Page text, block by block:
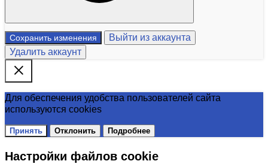
Сохранить изменения
Выйти из аккаунта
Удалить аккаунт
Для обеспечения удобства пользователей сайта
используются cookies
Принять Отклонить Подробнее
Настройки файлов cookie